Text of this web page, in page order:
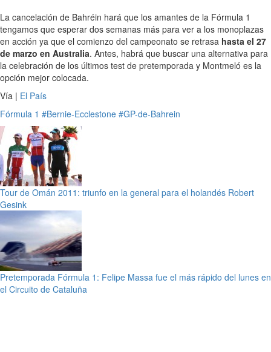
La cancelación de Bahréin hará que los amantes de la Fórmula 1
tengamos que esperar dos semanas más para ver a los monoplazas
en acción ya que el comienzo del campeonato se retrasa hasta el 27
de marzo en Australia. Antes, habrá que buscar una alternativa para
la celebración de los últimos test de pretemporada y Montmeló es la
opción mejor colocada.
Vía | El País
Fórmula 1 #Bernie-Ecclestone #GP-de-Bahrein
Tour de Omán 2011: triunfo en la general para el holandés Robert
Gesink
Pretemporada Fórmula 1: Felipe Massa fue el más rápido del lunes en
el Circuito de Cataluña